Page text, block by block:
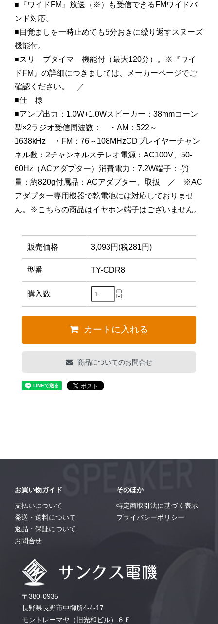
■『ワイドFM』放送（※）も受信できるFMワイドバ
ンド対応。
■目覚ましを一時止めても5分おきに繰り返すスヌーズ
機能付。
■スリープタイマー機能付（最大120分）。※『ワイ
ドFM』の詳細につきましては、メーカーページでご
確認ください。 ／
■仕 様
■アンプ出力：1.0W+1.0Wスピーカー：38mmコーン
型×2ラジオ受信周波数： ・AM：522～
1638kHz ・FM：76～108MHzCDプレイヤーチャン
ネル数：2チャンネルステレオ電源：AC100V、50-
60Hz（ACアダプター）消費電力：7.2W端子：-質
量：約820g付属品：ACアダプター、取扱 ／ ※AC
アダプター専用機器で乾電池には対応しておりませ
ん。※こちらの商品はイヤホン端子はございません。
販売価格 3,093円(税281円)
型番 TY-CDR8
購入数
カートに入れる
商品についてのお問合せ
お買い物ガイド
支払いについて
発送・送料について
返品・保証について
お問合せ
そのほか
特定商取引法に基づく表示
プライバシーポリシー
〒380-0935
長野県長野市中御所4-4-17
モントレーマヤ（旧光和ビル）６Ｆ